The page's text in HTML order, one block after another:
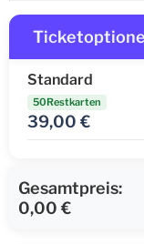
Standard
50Restkarten
39,00 €
Gesamtpreis:
0,00 €